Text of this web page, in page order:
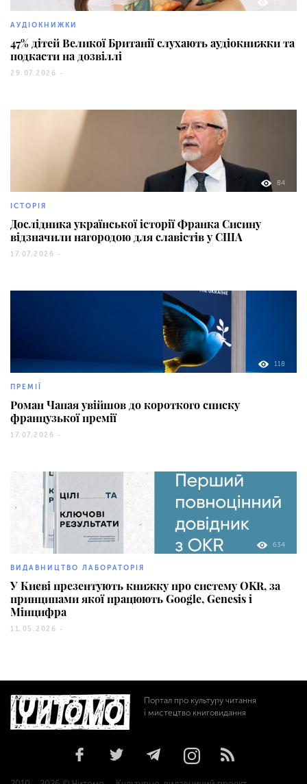
АУДІОКНИЖКИ
47% дітей Великої Британії слухають аудіокнижки та
подкасти на дозвіллі
29.07.2026 -
84
ІСТОРІЯ
Дослідника української історії Франка Сисину
відзначили нагородою для славістів у США
17.07.2026 -
118
ПРЕМІЇ
Роман Чапая увійшов до короткого списку
французької премії
17.07.2026 -
634
ВИДАВНИЦТВО ЛАБОРАТОРІЯ
У Києві презентують книжку про систему OKR, за
принципами якої працюють Google, Genesis і
Мінцифра
11.05.2026 -
Портал про культуру читання
і мистецтво книговидання